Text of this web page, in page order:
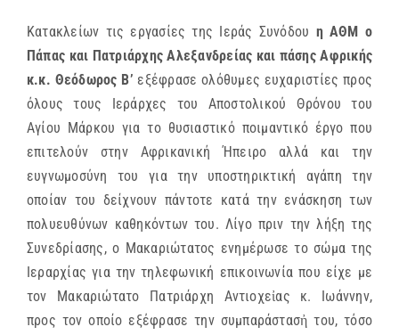
Κατακλείων τις εργασίες της Ιεράς Συνόδου η ΑΘΜ ο
Πάπας και Πατριάρχης Αλεξανδρείας και πάσης Αφρικής
κ.κ. Θεόδωρος Β’ εξέφρασε ολόθυμες ευχαριστίες προς
όλους τους Ιεράρχες του Αποστολικού Θρόνου του
Αγίου Μάρκου για το θυσιαστικό ποιμαντικό έργο που
επιτελούν στην Αφρικανική Ήπειρο αλλά και την
ευγνωμοσύνη του για την υποστηρικτική αγάπη την
οποίαν του δείχνουν πάντοτε κατά την ενάσκηση των
πολυευθύνων καθηκόντων του. Λίγο πριν την λήξη της
Συνεδρίασης, ο Μακαριώτατος ενημέρωσε το σώμα της
Ιεραρχίας για την τηλεφωνική επικοινωνία που είχε με
τον Μακαριώτατο Πατριάρχη Αντιοχεἰας κ. Ιωάννην,
προς τον οποίο εξέφρασε την συμπαράστασἠ του, τόσο